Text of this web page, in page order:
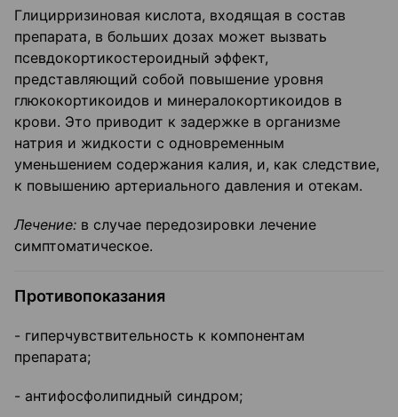
Глицирризиновая кислота, входящая в состав
препарата, в больших дозах может вызвать
псевдокортикостероидный эффект,
представляющий собой повыше­ние уровня
глюкокортикоидов и минералокортикоидов в
крови. Это приводит к за­держке в организме
натрия и жидкости с одновременным
уменьшением содержания калия, и, как следствие,
к повышению артериального давления и отекам.
Лечение: в случае передозировки лечение
симптоматическое.
Противопоказания
- гиперчувствительность к компонентам
препарата;
- антифосфолипидный синдром;